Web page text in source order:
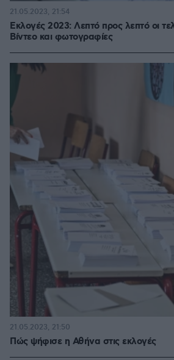
Εκλογές 2023: Λεπτό προς λεπτό οι
Βίντεο και φωτογραφίες
21.05.2023, 21:54
Πώς ψήφισε η Αθήνα στις εκλογές
21.05.2023, 21:50